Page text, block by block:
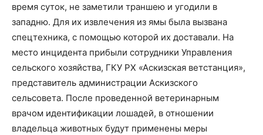
время суток, не заметили траншею и угодили в
западню. Для их извлечения из ямы была вызвана
спецтехника, с помощью которой их доставали. На
место инцидента прибыли сотрудники Управления
сельского хозяйства, ГКУ РХ «Аскизская ветстанция»,
представитель администрации Аскизского
сельсовета. После проведенной ветеринарным
врачом идентификации лошадей, в отношении
владельца животных будут применены меры